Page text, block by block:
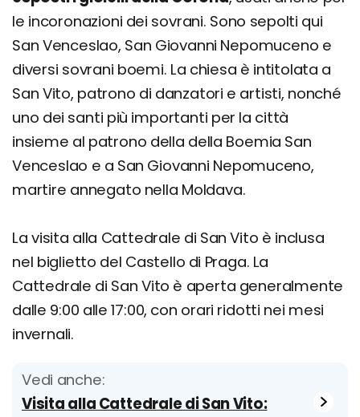
le incoronazioni dei sovrani. Sono sepolti qui
San Venceslao, San Giovanni Nepomuceno e
diversi sovrani boemi. La chiesa è intitolata a
San Vito, patrono di danzatori e artisti, nonché
uno dei santi più importanti per la città
insieme al patrono della della Boemia San
Venceslao e a San Giovanni Nepomuceno,
martire annegato nella Moldava.
La visita alla Cattedrale di San Vito è inclusa
nel biglietto del Castello di Praga. La
Cattedrale di San Vito è aperta generalmente
dalle 9:00 alle 17:00, con orari ridotti nei mesi
invernali.
Vedi anche:
Visita alla Cattedrale di San Vito: